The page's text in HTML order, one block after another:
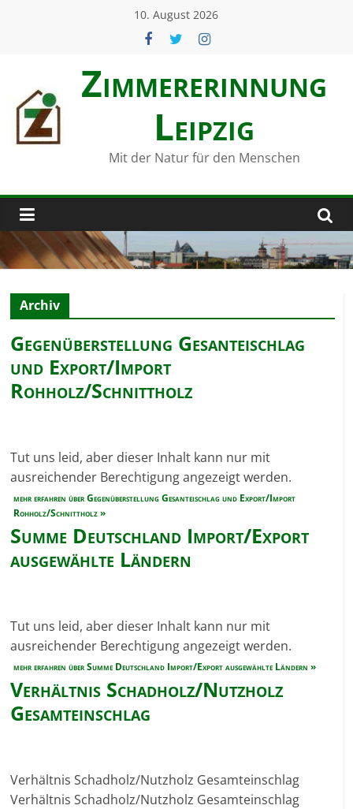
10. August 2026
Zimmerer­innung
Leipzig
Mit der Natur für den Menschen
Archiv
Gegenüberstellung Gesanteischlag
und Export/Import
Rohholz/Schnittholz
Tut uns leid, aber dieser Inhalt kann nur mit
ausreichender Berechtigung angezeigt werden.
mehr erfahren über Gegenüberstellung Gesanteischlag und Export/Import
Rohholz/Schnittholz »
Summe Deutschland Import/Export
ausgewählte Ländern
Tut uns leid, aber dieser Inhalt kann nur mit
ausreichender Berechtigung angezeigt werden.
mehr erfahren über Summe Deutschland Import/Export ausgewählte Ländern »
Verhältnis Schadholz/Nutzholz
Gesamteinschlag
Verhältnis Schadholz/Nutzholz Gesamteinschlag
Verhältnis Schadholz/Nutzholz Gesamteinschlag